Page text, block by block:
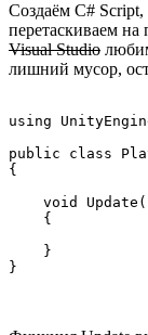
Создаём C# Script,
перетаскиваем
Visual Studio
лишний мусор,
using
public class
{
void
    {
    }